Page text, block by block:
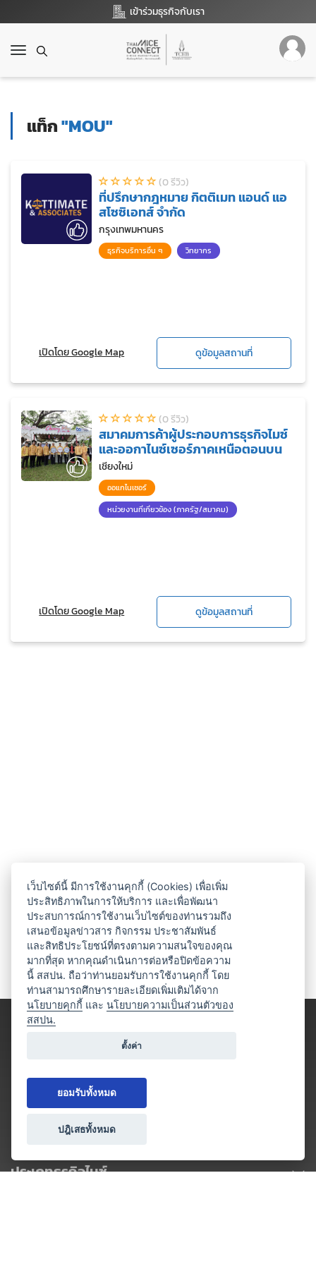
เข้าร่วมธุรกิจกับเรา
T
g
v
แท็ก"MOU"
(0 รีวิว)
ที่ปรึกษากฎหมาย กิตติเมท แอนด์ แอ
สโซซิเอทส์ จำกัด
กรุงเทพมหานคร
ธุรกิจบริการอื่น ๆ วิทยากร
เปิดโดย Google Map ดูข้อมูลสถานที่
(0 รีวิว)
สมาคมการค้าผู้ประกอบการธุรกิจไมซ์
และออกาไนซ์เซอร์ภาคเหนือตอนบน
เชียงใหม่
ออแกไนเซอร์
หน่วยงานที่เกี่ยวข้อง (ภาครัฐ/สมาคม)
เปิดโดย Google Map ดูข้อมูลสถานที่
ประเภทธุรกิจไมซ์
เว็บไซต์นี้ มีการใช้งานคุกกี้ (Cookies) เพื่อเพิ่ม
ประสิทธิภาพในการให้บริการ และเพื่อพัฒนา
ประสบการณ์การใช้งานเว็บไซต์ของท่านรวมถึง
เสนอข้อมูลข่าวสาร กิจกรรม ประชาสัมพันธ์
และสิทธิประโยชน์ที่ตรงตามความสนใจของคุณ
มากที่สุด หากคุณดำเนินการต่อหรือปิดข้อความ
นี้ สสปน. ถือว่าท่านยอมรับการใช้งานคุกกี้ โดย
ท่านสามารถศึกษารายละเอียดเพิ่มเติมได้จาก
นโยบายคุกกี้ และนโยบายความเป็นส่วนตัวของ
สสปน.
ตั้งค่า
ยอมรับทั้งหมด
ปฎิเสธทั้งหมด